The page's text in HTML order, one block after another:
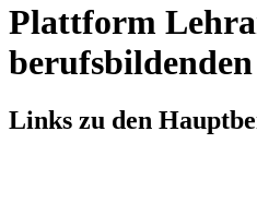
Plattform
Links zu den